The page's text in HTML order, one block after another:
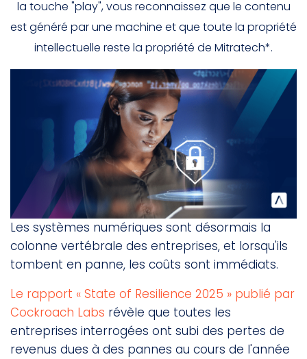
la touche "play", vous reconnaissez que le contenu
est généré par une machine et que toute la propriété
intellectuelle reste la propriété de Mitratech*.
Les systèmes numériques sont désormais la
colonne vertébrale des entreprises, et lorsqu'ils
tombent en panne, les coûts sont immédiats.
Le rapport « State of Resilience 2025 » publié par
Cockroach Labs révèle que toutes les
entreprises interrogées ont subi des pertes de
revenus dues à des pannes au cours de l'année